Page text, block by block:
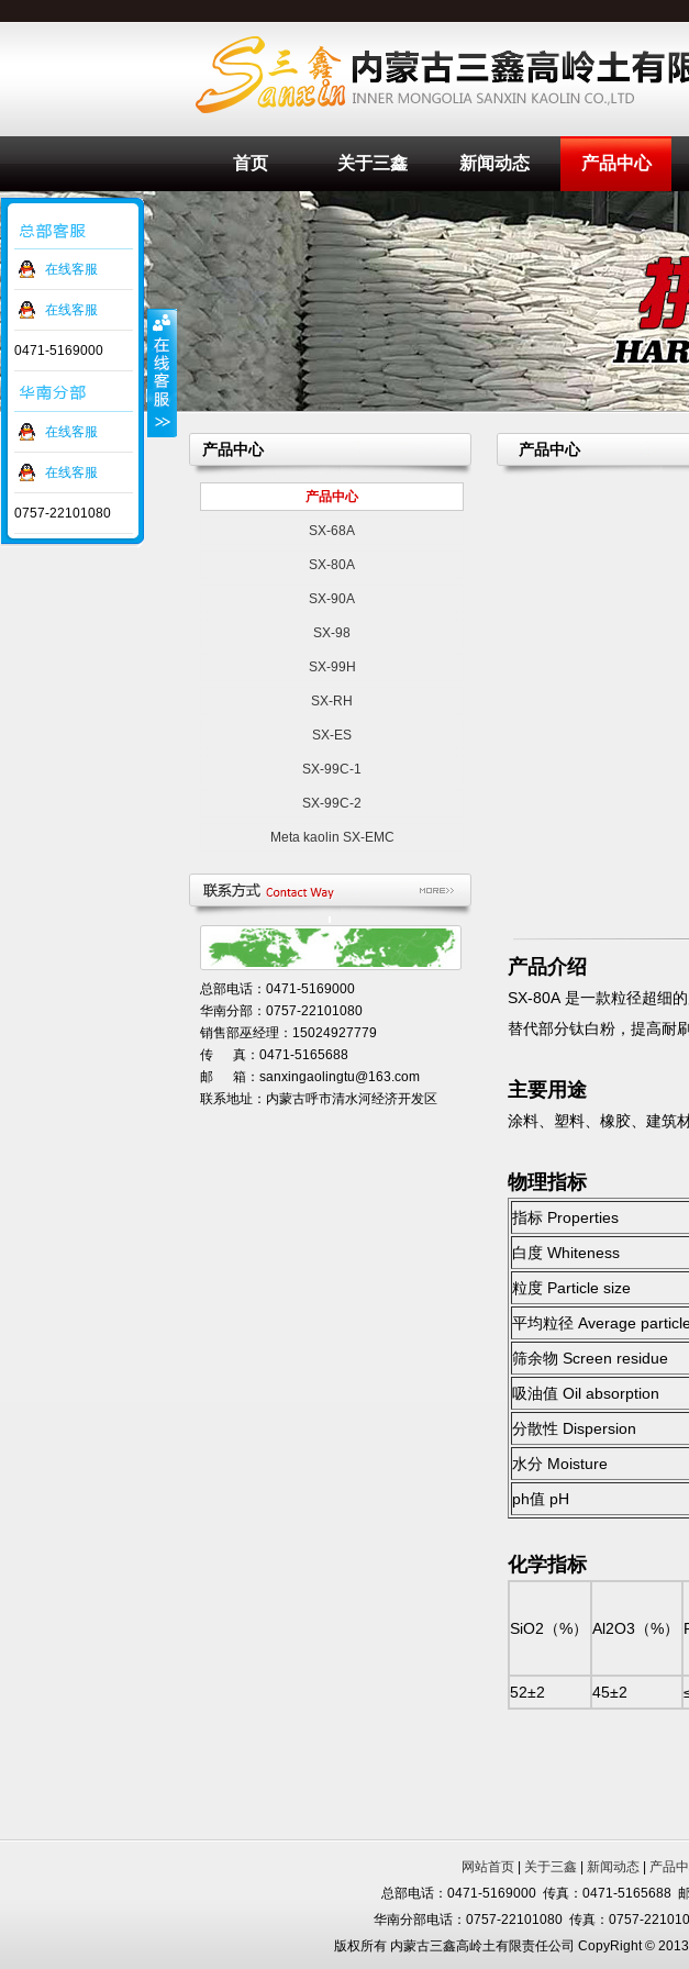
首页 关于三鑫 新闻动态 产品中心
产品中心
产品中心
SX-68A
SX-80A
SX-90A
SX-98
SX-99H
SX-RH
SX-ES
SX-99C-1
SX-99C-2
Meta kaolin SX-EMC
总部电话：0471-5169000
华南分部：0757-22101080
销售部巫经理：15024927779
传 真：0471-5165688
邮 箱：sanxingaolingtu@163.com
联系地址：内蒙古呼市清水河经济开发区
产品中心
产品介绍
SX-80A 是一款粒径超细
替代部分钛白粉，提高耐
主要用途
涂料、塑料、橡胶、建筑材
物理指标
指标 Properties
白度
粒度 Particle
平均粒径 Average
筛余物 Screen
吸油值 Oil
分散性
水分
ph值 pH
化学指标
SiO2（%） Al2O3（%）
52±2 45±2
网站首页 关于三鑫 新闻动态 产品
总部电话：0471-5169000 传真：0471-5165688
华南分部电话：0757-22101080 传真：0757-
版权所有 内蒙古三鑫高岭土有限责任公司 CopyRight ©
在线客服
在线客服
0471-5169000
在线客服
在线客服
0757-22101080